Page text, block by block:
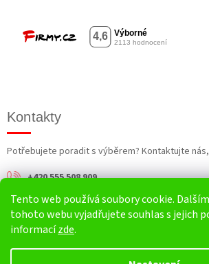
Tento web používá soubory cookie.
tohoto webu vyjadřujete souhlas s jejich
informacízde.
Kontakty
Potřebujete poradit s výběrem? Kontaktujte
+420 555 508 909
info@harv.cz